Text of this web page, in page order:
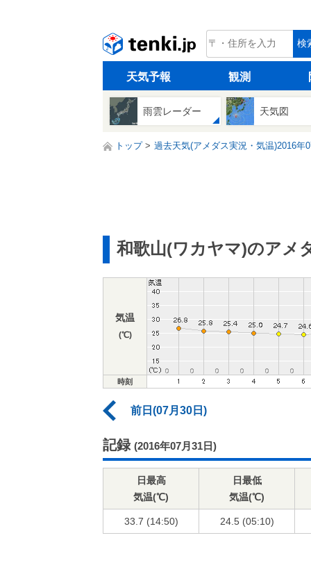
tenki.jp 検
天気予報 観測
雨雲レーダー 天気図
トップ 過去天気(アメダス実況・気温)2016年
和歌山(ワカヤマ)のアメ
気温
(℃)
時刻
前日(07月30日)
記録 (2016年07月31日)
日最高
気温(℃)
日最低
気温(℃)
33.7 (14:50) 24.5 (05:10)